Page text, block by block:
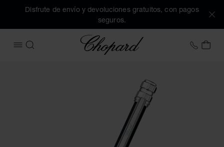
Disfrute de envío y devoluciones gratuitos, con pagos
seguros.
ABRIR MENÚ
BUSCAR
Chopard +34
MI